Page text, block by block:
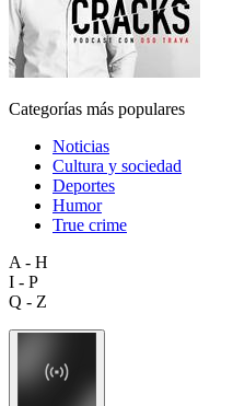
Categorías más populares
Noticias
Cultura y sociedad
Deportes
Humor
True crime
A - H
I - P
Q - Z